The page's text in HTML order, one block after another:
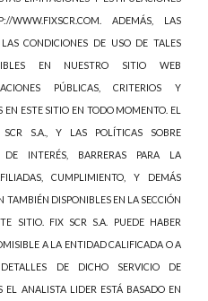
WWW.FIXSCR.COM. ADEMÁS, LAS
CONDICIONES DE USO DE TALES
EN NUESTRO SITIO WEB
PÚBLICAS, CRITERIOS Y
ESTE SITIO EN TODO MOMENTO. EL
S.A., Y LAS POLÍTICAS SOBRE
DE INTERÉS, BARRERAS PARA LA
CUMPLIMIENTO, Y DEMÁS
TAMBIÉN DISPONIBLES EN LA SECCIÓN
SITIO. FIX SCR S.A. PUEDE HABER
A LA ENTIDAD CALIFICADA O A
DE DICHO SERVICIO DE
EL ANALISTA LIDER ESTÁ BASADO EN